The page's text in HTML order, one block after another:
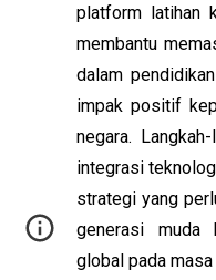
platform latihan
membantu
dalam
impak positif
negara.
integrasi
strategi yang
generasi muda
global pada masa